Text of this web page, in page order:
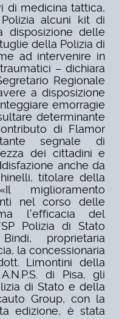
di medicina tattica,
alcuni kit di
disposizione delle
della Polizia di
ad intervenire in
– dichiara
Regionale
a disposizione
emorragie
determinante
di Flamor
segnale di
dei cittadini e
anche da
titolare della
miglioramento
nel corso delle
l'efficacia del
Polizia di Stato
proprietaria
la concessionaria
Limontini della
di Pisa, gli
di Stato e della
Group, con la
edizione, è stata